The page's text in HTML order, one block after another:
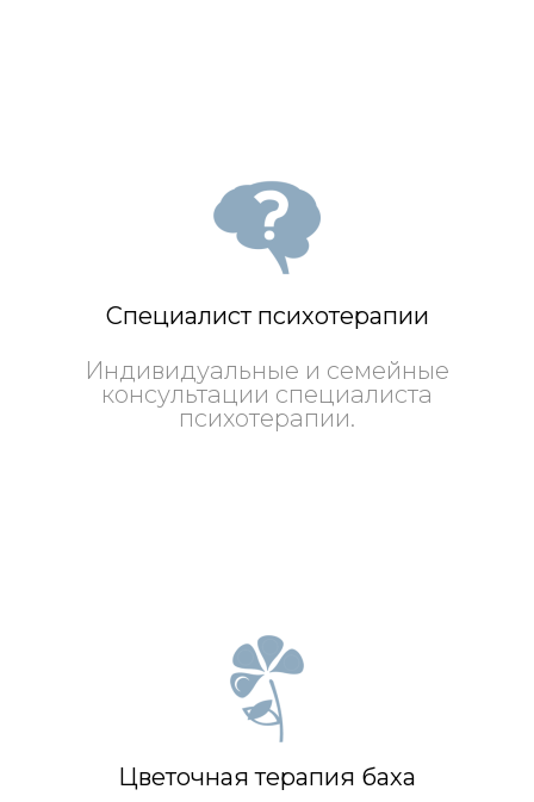
Специалист психотерапии
Индивидуальные и семейные
консультации специалиста
психотерапии.
Цветочная терапия баха